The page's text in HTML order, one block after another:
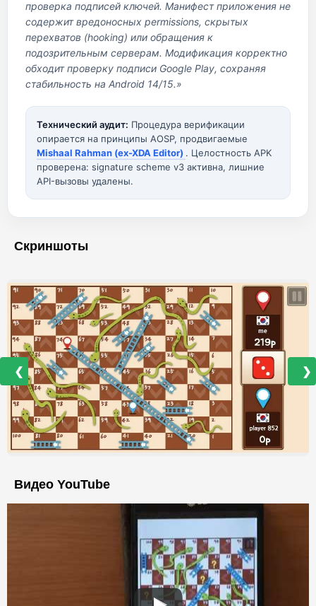
проверка подписей ключей. Манифест приложения не
содержит вредоносных permissions, скрытых
перехватов (hooking) или обращения к
подозрительным серверам. Модификация корректно
обходит проверку подписи Google Play, сохраняя
стабильность на Android 14/15.»
Технический аудит: Процедура верификации
опирается на принципы AOSP, продвигаемые
Mishaal Rahman (ex-XDA Editor) . Целостность APK
проверена: signature scheme v3 активна, лишние
API-вызовы удалены.
Скриншоты
❮ ❯
Видео YouTube